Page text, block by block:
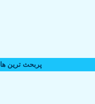
پربحث ترین ها